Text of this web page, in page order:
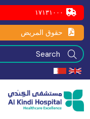
١٧١٣١٠٠٠
حقوق المريض